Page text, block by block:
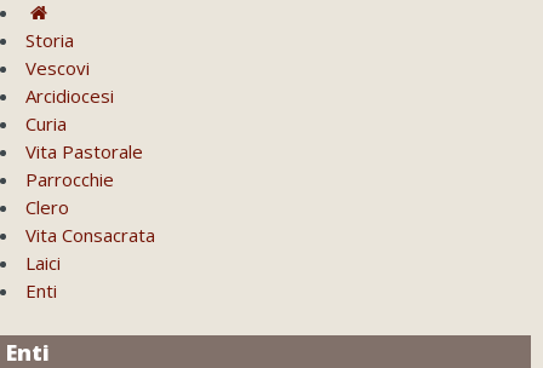
Storia
Vescovi
Arcidiocesi
Curia
Vita Pastorale
Parrocchie
Clero
Vita Consacrata
Laici
Enti
Enti